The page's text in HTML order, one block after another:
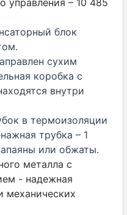
блок
сухим
коробка с
внутри
в термоизоляции
трубка – 1
или обжаты.
металла с
- надежная
механических